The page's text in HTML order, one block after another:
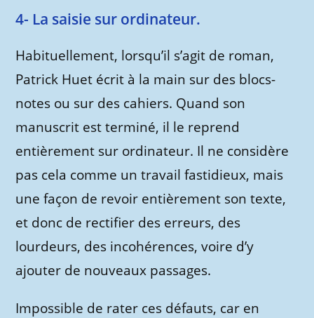
4- La saisie sur ordinateur.
Habituellement, lorsqu’il s’agit de roman,
Patrick Huet écrit à la main sur des blocs-
notes ou sur des cahiers. Quand son
manuscrit est terminé, il le reprend
entièrement sur ordinateur. Il ne considère
pas cela comme un travail fastidieux, mais
une façon de revoir entièrement son texte,
et donc de rectifier des erreurs, des
lourdeurs, des incohérences, voire d’y
ajouter de nouveaux passages.
Impossible de rater ces défauts, car en